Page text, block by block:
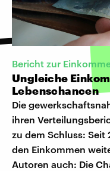
Bericht zur
Ungleiche
Lebenschancen
Die
ihren
zu dem Schluss:
den Einkommen
Autoren auch: Die